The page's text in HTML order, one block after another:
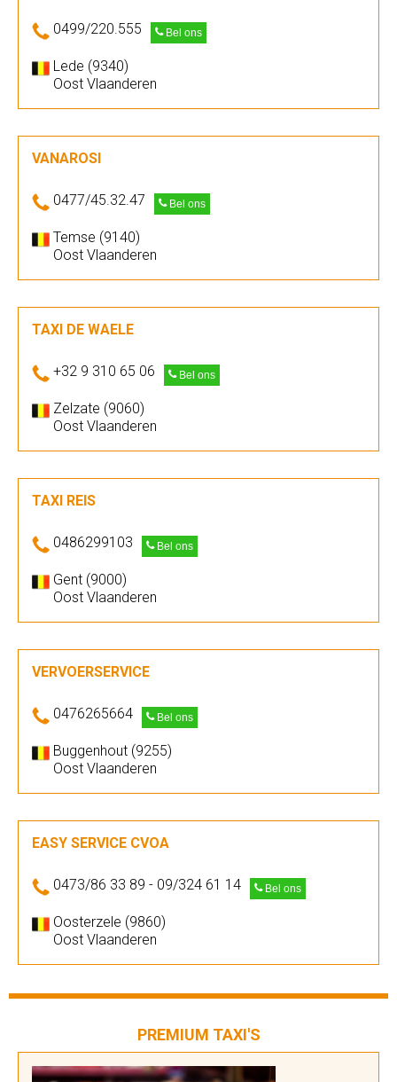
0499/220.555 Bel ons
Lede (9340)
Oost Vlaanderen
VANAROSI
0477/45.32.47 Bel ons
Temse (9140)
Oost Vlaanderen
TAXI DE WAELE
+32 9 310 65 06 Bel ons
Zelzate (9060)
Oost Vlaanderen
TAXI REIS
0486299103 Bel ons
Gent (9000)
Oost Vlaanderen
VERVOERSERVICE
0476265664 Bel ons
Buggenhout (9255)
Oost Vlaanderen
EASY SERVICE CVOA
0473/86 33 89 - 09/324 61 14 Bel ons
Oosterzele (9860)
Oost Vlaanderen
PREMIUM TAXI'S